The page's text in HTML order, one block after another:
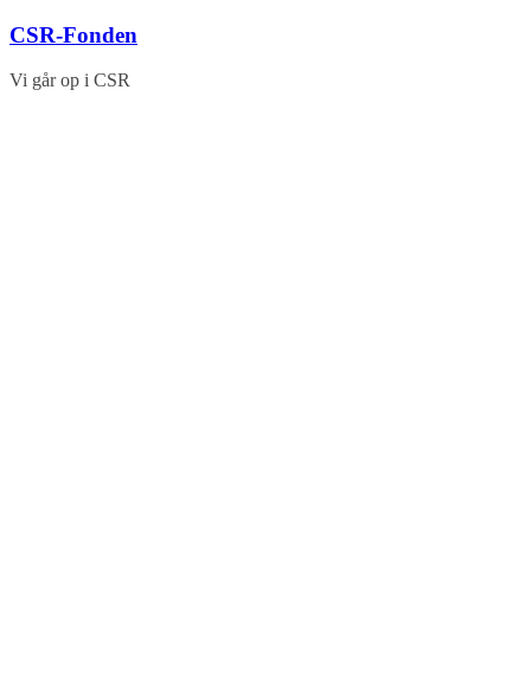
Skip
content
CSR-Fonden
Vi går op i CSR